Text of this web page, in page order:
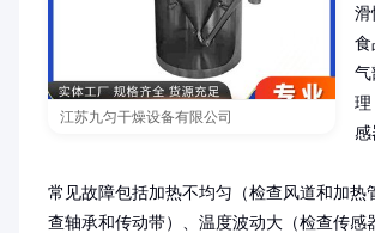
江苏九匀干燥设备有限公司
滑
食
气
理
感
常见故障包括加热不均匀（检查风道和加热
查轴承和传动带）、温度波动大（检查传感